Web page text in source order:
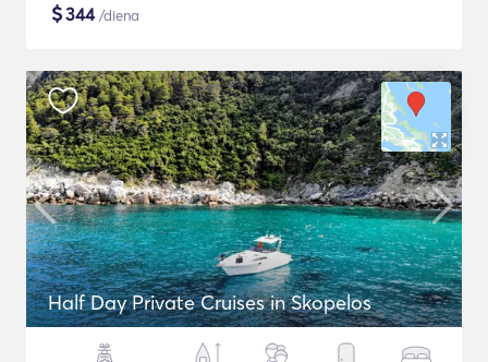
$344/diena
Half Day Private Cruises in Skopelos